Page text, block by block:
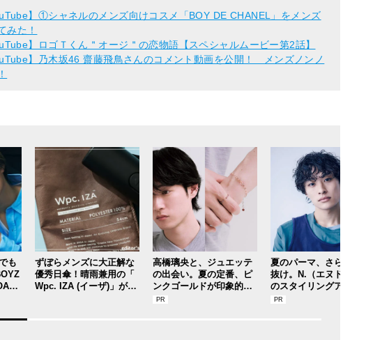
】①シャネルのメンズ向けコスメ「BOY DE CHANEL」をメンズ
みた！
】ロゴＴくん＂オージ＂の恋物語【スペシャルムービー第2話】
】乃木坂46 齋藤飛鳥さんのコメント動画を公開！ メンズノンノ
も
コ
ずぼらメンズに大正解な
優秀日傘！晴雨兼用の「
Wpc. IZA (イーザ)」があ
高橋璃央と、ジュエッテ
の出会い。夏の定番、ピ
ンクゴールドが印象的な“
SUMMER PINK”［meets
夏のパーマ、さらにあか
抜け。N.（エヌドット）
のスタイリングアイテム
で作る旬ヘアのテクニッ